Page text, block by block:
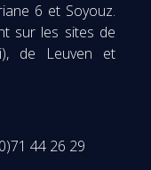
6 et Soyouz.
sur les sites de
de Leuven et
44 26 29